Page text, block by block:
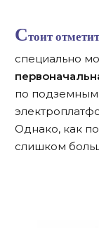
Стоит
специально
по подземным
Однако, как
слишком